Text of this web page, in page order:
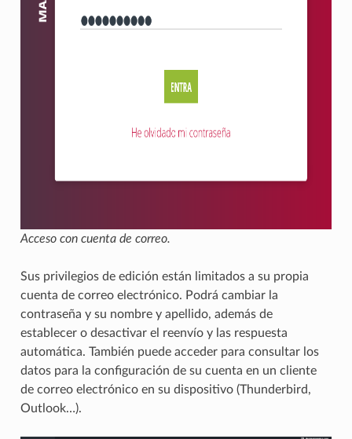
Acceso con cuenta de correo.
Sus privilegios de edición están limitados a su propia
cuenta de correo electrónico. Podrá cambiar la
contraseña y su nombre y apellido, además de
establecer o desactivar el reenvío y las respuesta
automática. También puede acceder para consultar los
datos para la configuración de su cuenta en un cliente
de correo electrónico en su dispositivo (Thunderbird,
Outlook…).